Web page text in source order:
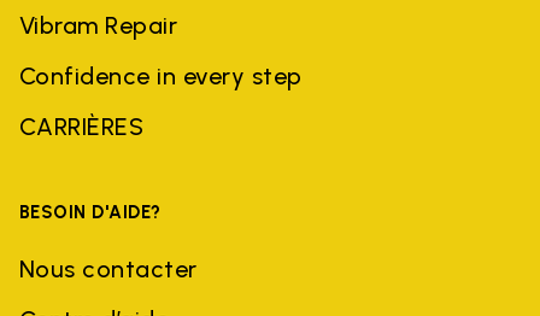
Vibram Repair
Confidence in every step
CARRIÈRES
BESOIN D'AIDE?
Nous contacter